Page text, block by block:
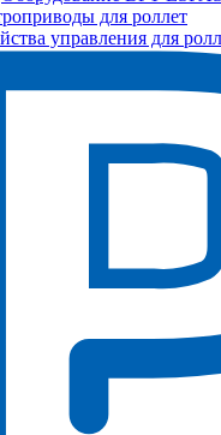
для роллет
управления для